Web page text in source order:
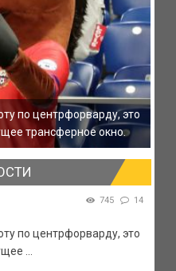
по центрфорварду, это
трансферное окно.
745 14
по центрфорварду, это
...